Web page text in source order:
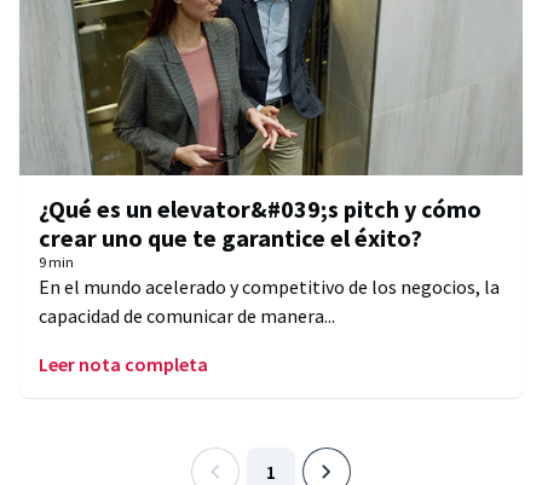
¿Qué es un elevator&#039;s pitch y cómo
crear uno que te garantice el éxito?
9 min
En el mundo acelerado y competitivo de los negocios, la
capacidad de comunicar de manera...
Leer nota completa
1